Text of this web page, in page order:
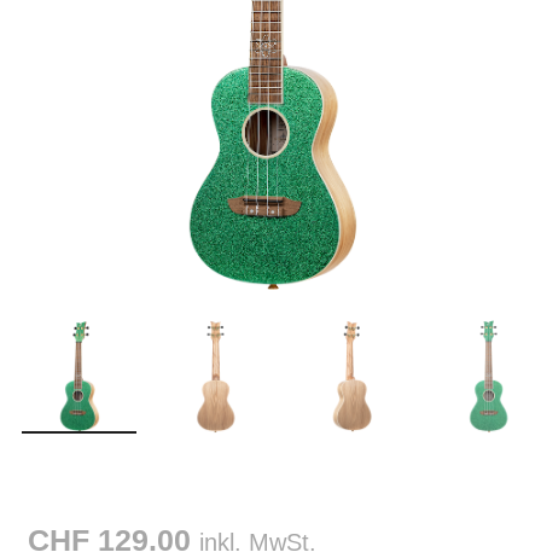
CHF 129.00 inkl. MwSt.